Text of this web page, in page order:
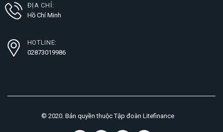
ĐỊA CHỈ:
Hồ Chí Minh
HOTLINE:
02873019986
© 2020. Bản quyền thuộc Tập đoàn Litefinance